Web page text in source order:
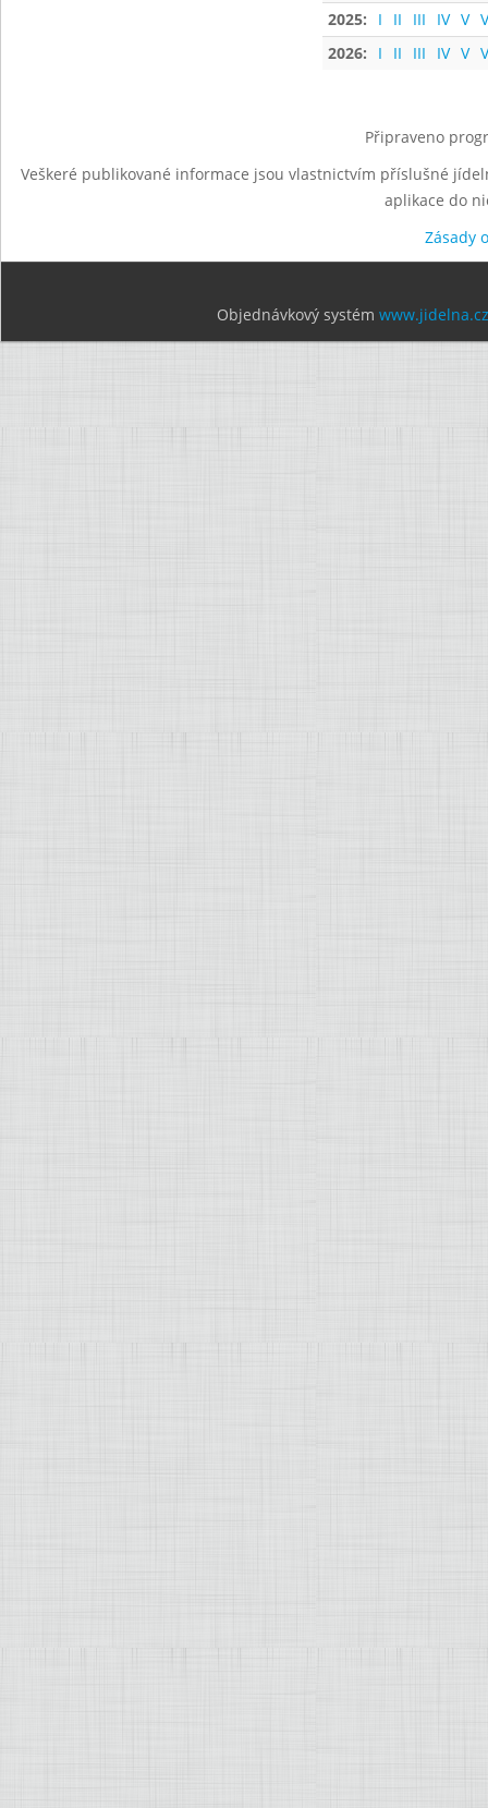
2025: I II III IV V
2026:
I II III IV V
Připraveno
Veškeré publikované informace jsou vlastnictvím příslušné
aplikace do
Zásady
Objednávkový systém www.jidelna.cz